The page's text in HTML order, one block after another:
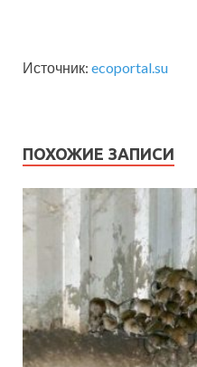
Источник: ecoportal.su
ПОХОЖИЕ ЗАПИСИ